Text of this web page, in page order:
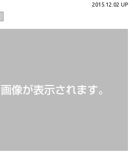
2015.12.02 UP